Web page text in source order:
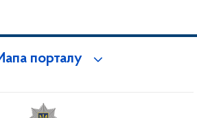
порталу